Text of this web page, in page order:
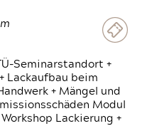
Seminarstandort +
Lackaufbau beim
+ Mängel und
Modul
Workshop Lackierung +